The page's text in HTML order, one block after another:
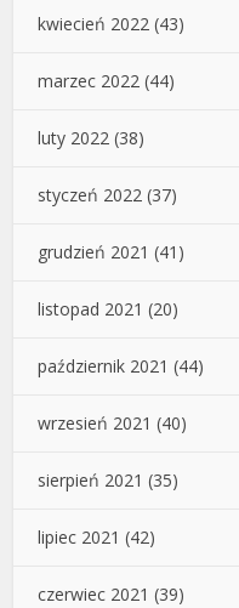
kwiecień 2022 (43)
marzec 2022 (44)
luty 2022 (38)
styczeń 2022 (37)
grudzień 2021 (41)
listopad 2021 (20)
październik 2021 (44)
wrzesień 2021 (40)
sierpień 2021 (35)
lipiec 2021 (42)
czerwiec 2021 (39)